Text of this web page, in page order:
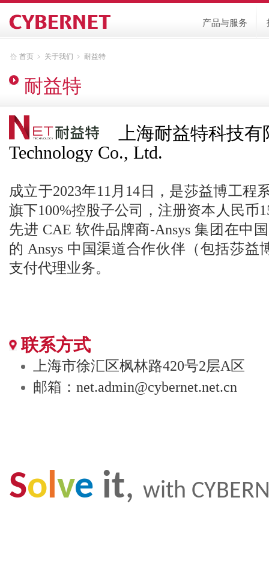
产品与服务
首页 ﹥ 关于我们 ﹥ 耐益特
耐益特
上海耐益特科技有
Technology Co., Ltd.
成立于2023年11月14日，是莎益博工程
旗下100%控股子公司，注册资本人民币
先进 CAE 软件品牌商-Ansys 集团在中
的 Ansys 中国渠道合作伙伴（包括莎益
支付代理业务。
联系方式
上海市徐汇区枫林路420号2层A区
邮箱：net.admin@cybernet.net.cn
Solve it, with